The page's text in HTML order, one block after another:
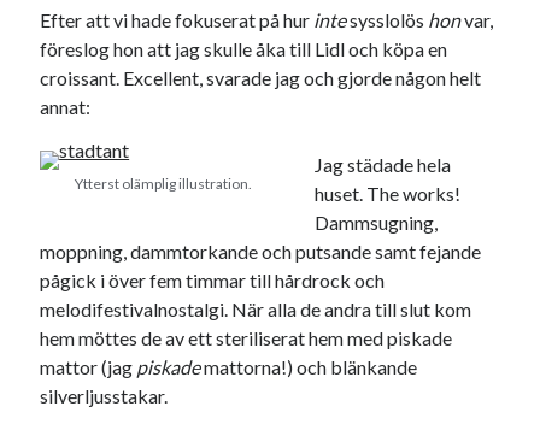
sommar språk språkpolis
Stockholm svenska tips tåg
USA
Fantastiskt välformulerad moderecensent
Onödiga citattecken
Dessa har något helt annat gemensamt
En amerikansk språkpolis
Efter att vi hade fokuserat på hur intesysslolös honvar,
föreslog hon att jag skulle åka till Lidl och köpa en
croissant. Excellent, svarade jag och gjorde någon helt
annat:
Ytterst olämplig illustration.
Jag städade hela
huset. The works!
Dammsugning,
moppning, dammtorkande och putsande samt fejande
pågick i över fem timmar till hårdrock och
melodifestivalnostalgi. När alla de andra till slut kom
hem möttes de av ett steriliserat hem med piskade
mattor (jag piskademattorna!) och blänkande
silverljusstakar.